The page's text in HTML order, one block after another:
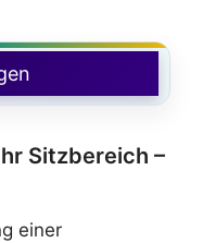
Sitzbereich –
einer